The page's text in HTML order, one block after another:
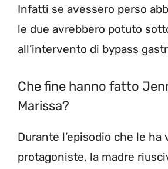
Infatti se avessero perso
le due avrebbero potuto
all’intervento di bypass
Che fine hanno fatto
Marissa?
Durante l’episodio che le ha
protagoniste, la madre